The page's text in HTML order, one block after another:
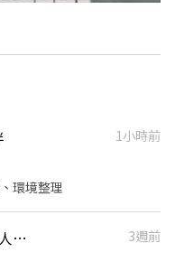
1小時前
環境整理
👍 忠孝復興 鍋貼店 輪班長期計時人員 220-240
3週前